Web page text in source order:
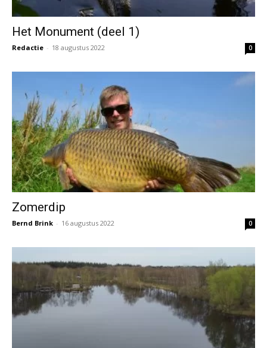
Het Monument (deel 1)
Redactie - 18 augustus 2022 0
Zomerdip
Bernd Brink - 16 augustus 2022 0